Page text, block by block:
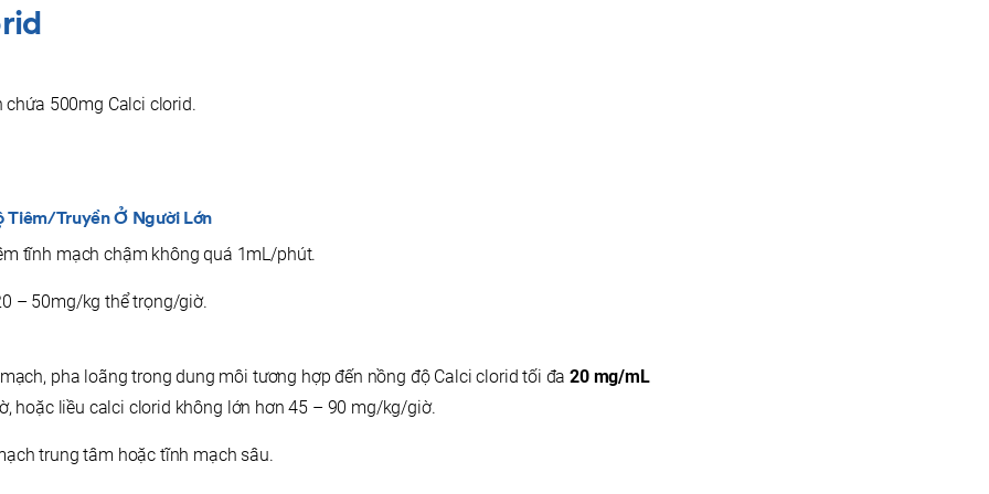
500mg Calci clorid.
Tiêm/truyền Ở Người Lớn
tĩnh mạch chậm không quá 1mL/phút.
– 50mg/kg thể trọng/giờ.
pha loãng trong dung môi tương hợp đến nồng độ Calci clorid tối đa20 mg/mL
hoặc liều calci clorid không lớn hơn 45 – 90 mg/kg/giờ.
trung tâm hoặc tĩnh mạch sâu.